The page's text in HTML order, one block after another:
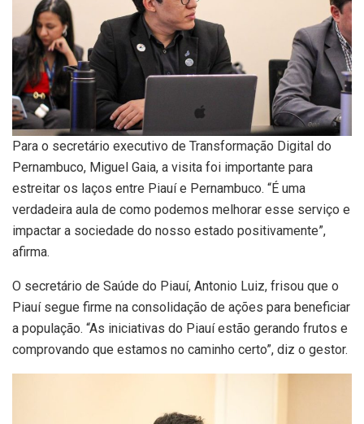
Para o secretário executivo de Transformação Digital do
Pernambuco, Miguel Gaia, a visita foi importante para
estreitar os laços entre Piauí e Pernambuco. “É uma
verdadeira aula de como podemos melhorar esse serviço e
impactar a sociedade do nosso estado positivamente”,
afirma.
O secretário de Saúde do Piauí, Antonio Luiz, frisou que o
Piauí segue firme na consolidação de ações para beneficiar
a população. “As iniciativas do Piauí estão gerando frutos e
comprovando que estamos no caminho certo”, diz o gestor.